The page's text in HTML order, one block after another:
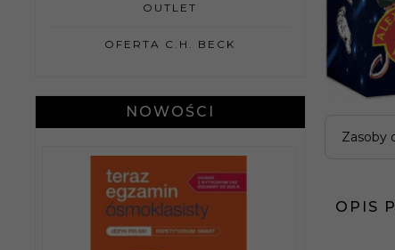
OUTLET
OFERTA C.H. BECK
NOWOŚCI
Zasoby
OPIS